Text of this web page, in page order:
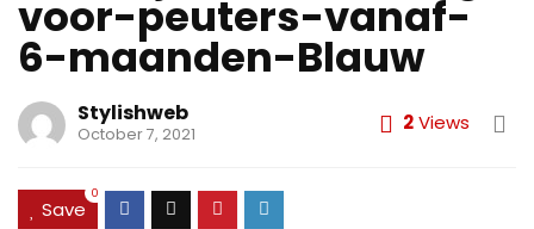
voor-peuters-vanaf-
6-maanden-Blauw
Stylishweb
October 7, 2021 2Views
Save
0